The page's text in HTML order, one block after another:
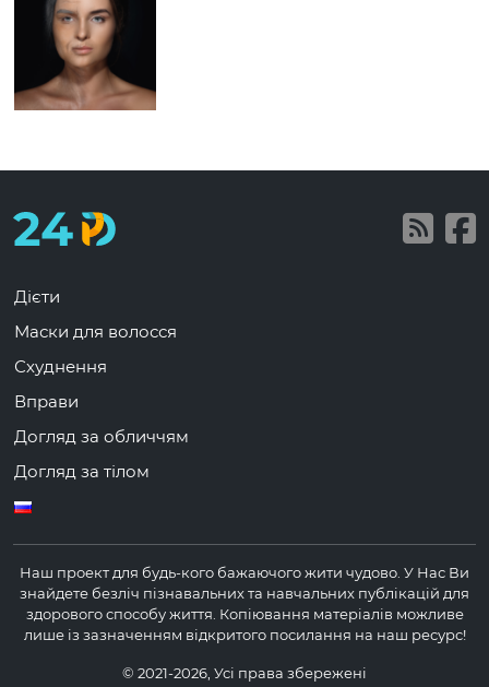
Дієти
Маски для волосся
Схуднення
Вправи
Догляд за обличчям
Догляд за тілом
Наш проект для будь-кого бажаючого жити чудово. У Нас Ви
знайдете безліч пізнавальних та навчальних публікацій для
здорового способу життя. Копіювання матеріалів можливе
лише із зазначенням відкритого посилання на наш ресурс!
© 2021-2026, Усі права збережені